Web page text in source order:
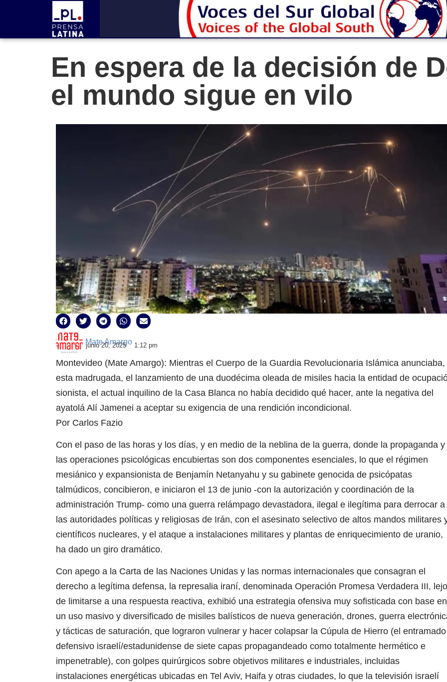
En espera de la decisión de
el mundo sigue en vilo
Mate Amargo
junio 20, 2025 1:12 pm
Montevideo (Mate Amargo): Mientras el Cuerpo de la Guardia Revolucionaria Islámica anunciaba,
esta madrugada, el lanzamiento de una duodécima oleada de misiles hacia la entidad de
sionista, el actual inquilino de la Casa Blanca no había decidido qué hacer, ante la negativa del
ayatolá Alí Jamenei a aceptar su exigencia de una rendición incondicional.
Por Carlos Fazio
Con el paso de las horas y los días, y en medio de la neblina de la guerra, donde la propaganda y
las operaciones psicológicas encubiertas son dos componentes esenciales, lo que el régimen
mesiánico y expansionista de Benjamín Netanyahu y su gabinete genocida de psicópatas
talmúdicos, concibieron, e iniciaron el 13 de junio -con la autorización y coordinación de la
administración Trump- como una guerra relámpago devastadora, ilegal e ilegítima para derrocar a
las autoridades políticas y religiosas de Irán, con el asesinato selectivo de altos mandos militares
científicos nucleares, y el ataque a instalaciones militares y plantas de enriquecimiento de uranio,
ha dado un giro dramático.
Con apego a la Carta de las Naciones Unidas y las normas internacionales que consagran el
derecho a legítima defensa, la represalia iraní, denominada Operación Promesa Verdadera III,
de limitarse a una respuesta reactiva, exhibió una estrategia ofensiva muy sofisticada con base en
un uso masivo y diversificado de misiles balísticos de nueva generación, drones, guerra
y tácticas de saturación, que lograron vulnerar y hacer colapsar la Cúpula de Hierro (el entramado
defensivo israelí/estadunidense de siete capas propagandeado como totalmente hermético e
impenetrable), con golpes quirúrgicos sobre objetivos militares e industriales, incluidas
instalaciones energéticas ubicadas en Tel Aviv, Haifa y otras ciudades, lo que la televisión israelí